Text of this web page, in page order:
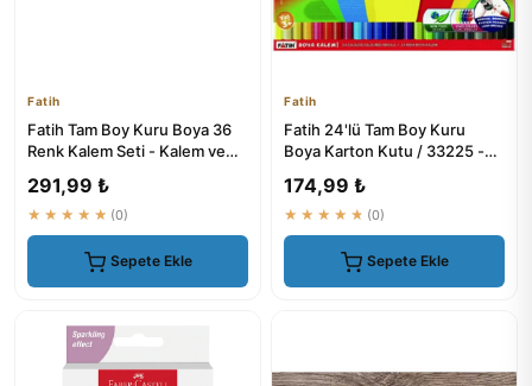
Fatih
Fatih Tam Boy Kuru Boya 36
Renk Kalem Seti - Kalem ve
291,99 ₺
★★★★★ (0)
Sepete Ekle
Fatih
Fatih 24'lü Tam Boy Kuru
Boya Karton Kutu / 33225 -
174,99 ₺
★★★★★ (0)
Sepete Ekle